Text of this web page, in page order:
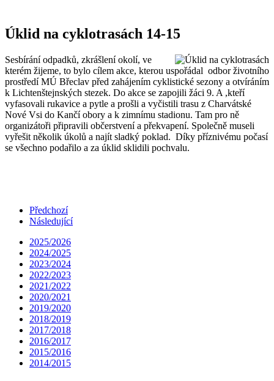
Úklid na cyklotrasách 14-15
Sesbírání odpadků, zkrášlení okolí, ve
kterém žijeme, to bylo cílem akce, kterou uspořádal odbor životního
prostředí MÚ Břeclav před zahájením cyklistické sezony a otvíráním
k Lichtenštejnských stezek. Do akce se zapojili žáci 9. A ,kteří
vyfasovali rukavice a pytle a prošli a vyčistili trasu z Charvátské
Nové Vsi do Kančí obory a k zimnímu stadionu. Tam pro ně
organizátoři připravili občerstvení a překvapení. Společně museli
vyřešit několik úkolů a najít sladký poklad. Díky příznivému počasí
se všechno podařilo a za úklid sklidili pochvalu.
Předchozí
Následující
2025/2026
2024/2025
2023/2024
2022/2023
2021/2022
2020/2021
2019/2020
2018/2019
2017/2018
2016/2017
2015/2016
2014/2015